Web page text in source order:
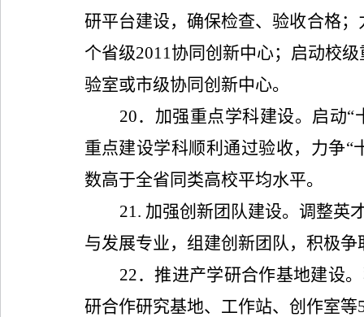
研平台建设，确保检查、验收合格
个省级2011协同创新中心；启动校
验室或市级协同创新中心。
20．加强重点学科建设。启动“
重点建设学科顺利通过验收，力争
数高于全省同类高校平均水平。
21. 加强创新团队建设。调整英
与发展专业，组建创新团队，积极
22．推进产学研合作基地建设
研合作研究基地、工作站、创作室等